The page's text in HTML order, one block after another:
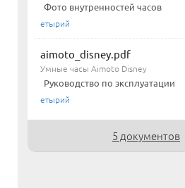
Фото внутренностей часов
етырий
aimoto_disney.pdf
Умные часы Aimoto Disney
Руководство по эксплуатации
етырий
5 документов